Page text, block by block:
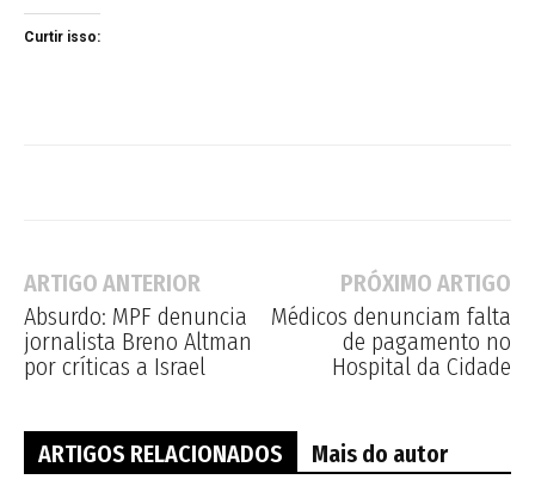
Curtir isso:
ARTIGO ANTERIOR
Absurdo: MPF denuncia
jornalista Breno Altman
por críticas a Israel
PRÓXIMO ARTIGO
Médicos denunciam falta
de pagamento no
Hospital da Cidade
ARTIGOS RELACIONADOS Mais do autor